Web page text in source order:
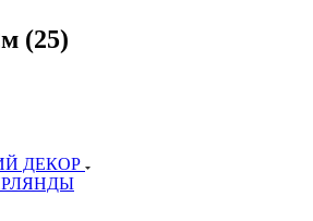
(25)
ДЕКОР